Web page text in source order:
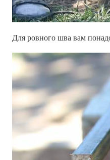
Для ровного шва вам